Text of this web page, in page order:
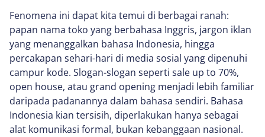
Fenomena ini dapat kita temui di berbagai ranah:
papan nama toko yang berbahasa Inggris, jargon iklan
yang menanggalkan bahasa Indonesia, hingga
percakapan sehari-hari di media sosial yang dipenuhi
campur kode. Slogan-slogan seperti sale up to 70%,
open house, atau grand opening menjadi lebih familiar
daripada padanannya dalam bahasa sendiri. Bahasa
Indonesia kian tersisih, diperlakukan hanya sebagai
alat komunikasi formal, bukan kebanggaan nasional.